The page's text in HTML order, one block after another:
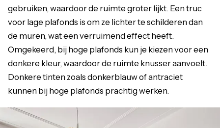
gebruiken, waardoor de ruimte groter lijkt. Een truc
voor lage plafonds is om ze lichter te schilderen dan
de muren, wat een verruimend effect heeft.
Omgekeerd, bij hoge plafonds kun je kiezen voor een
donkere kleur, waardoor de ruimte knusser aanvoelt.
Donkere tinten zoals donkerblauw of antraciet
kunnen bij hoge plafonds prachtig werken.